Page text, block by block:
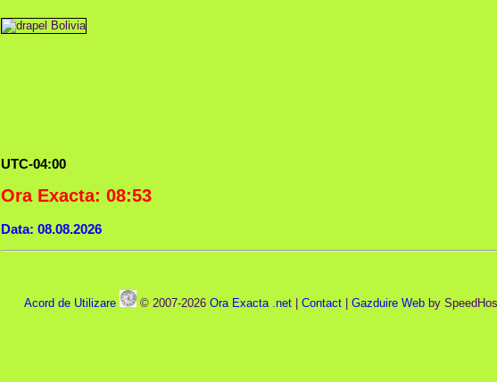
UTC-04:00
Ora Exacta: 08:53
Data: 08.08.2026
Acord de Utilizare © 2007-2026 Ora Exacta .net Contact Gazduire Web by